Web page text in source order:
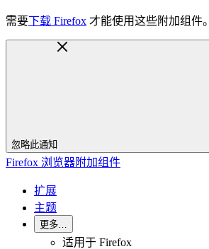
需要下载 Firefox 才能使用这些附加组件。
忽略此通知
Firefox 浏览器附加组件
扩展
主题
更多…
适用于 Firefox